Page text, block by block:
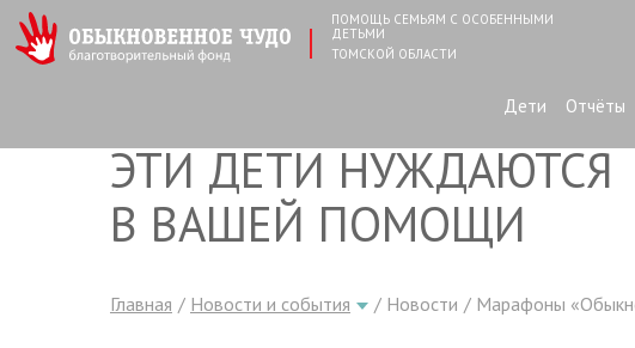
ПОМОЩЬ СЕМЬЯМ С ОСОБЕННЫМИ
ДЕТЬМИ
ТОМСКОЙ ОБЛАСТИ
Дети Отчёты
ЭТИ ДЕТИ НУЖДАЮТСЯ
В ВАШЕЙ ПОМОЩИ
Главная Новости и события Новости Марафоны